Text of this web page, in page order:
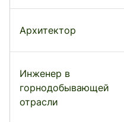
Архитектор
Инженер в
горнодобывающей
отрасли